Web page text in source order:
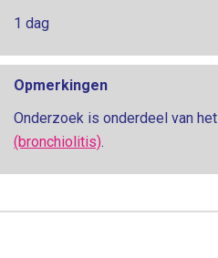
1 dag
Opmerkingen
Onderzoek is onderdeel van het
(bronchiolitis).